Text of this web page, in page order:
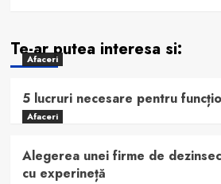
Te-ar putea interesa si:
Afaceri
5 lucruri necesare pentru
Afaceri
Alegerea unei firme de
cu experineță